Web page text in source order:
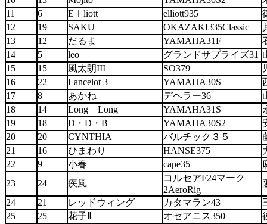
11
6 Eｌliott elliott935
12
19 SAKU OKAZAKI335Classic
13
12 だるま YAMAHA31F
14
5 leo グランドサプライズ31
15
15 風太朗III SO379
16
22 Lancelot 3 YAMAHA30S
17
8 あかね デヘラー36
18
14 Long Long YAMAHA31S
19
18 D・D・B YAMAHA30S2
20
20 CYNTHIA バルチック３５
21
16 ひまわり HANSE375
22
9 小春 cape35
23
24 疾風
コルセアF24マーク
2AeroRig
24
21 レッドウィング カタマラン43
25
25 花子Ⅱ オセアニス350